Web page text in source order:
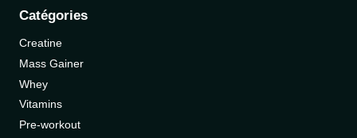
Catégories
Creatine
Mass Gainer
Whey
Vitamins
Pre-workout